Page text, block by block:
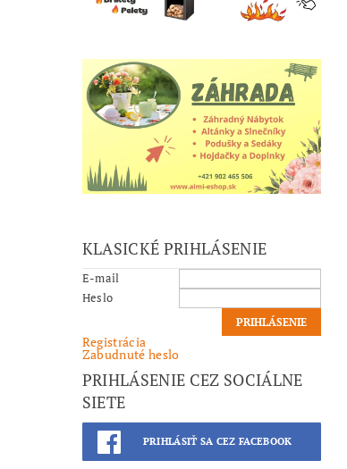
KLASICKÉ PRIHLÁSENIE
E-mail
Heslo
Registrácia
Zabudnuté heslo
PRIHLÁSENIE CEZ SOCIÁLNE
SIETE
PRIHLÁSIŤ SA CEZ FACEBOOK